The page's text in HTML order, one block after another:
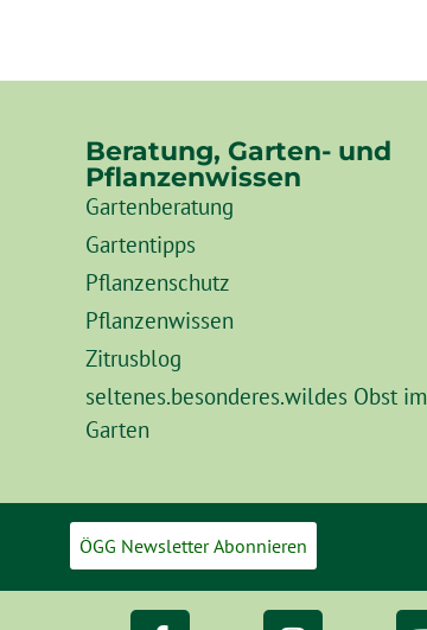
Beratung, Garten- und
Pflanzenwissen
Gartenberatung
Gartentipps
Pflanzenschutz
Pflanzenwissen
Zitrusblog
seltenes.besonderes.wildes Obst im
Garten